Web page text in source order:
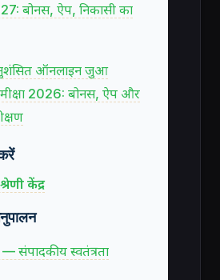
बोनस, ऐप, निकासी का
ऑनलाइन जुआ
2026: बोनस, ऐप और
केंद्र
संपादकीय स्वतंत्रता